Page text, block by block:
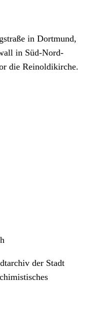
in Dortmund,
in Süd-Nord-
die Reinoldikirche.
der Stadt